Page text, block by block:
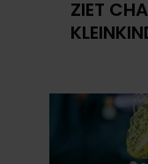
ZIET